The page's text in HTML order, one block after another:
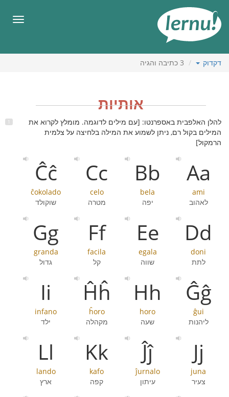
העניינים
דקדוק 3 כתיבה והגיה
אותיות
להלן האלפבית באספרנטו: [עם מילים לדוגמה. מומלץ לקרוא את
המילים בקול רם, ניתן לשמוע את המילה בלחיצה על צלמית
הרמקול]
Aa
ami
לאהוב
Bb
bela
יפה
Cc
celo
מטרה
Ĉĉ
ĉokolado
שוקולד
Dd
doni
לתת
Ee
egala
שווה
Ff
facila
קל
Gg
granda
גדול
Ĝĝ
ĝui
ליהנות
Hh
horo
שעה
Ĥĥ
ĥoro
מקהלה
Ii
infano
ילד
Jj
juna
צעיר
Ĵĵ
ĵurnalo
עיתון
Kk
kafo
קפה
Ll
lando
ארץ